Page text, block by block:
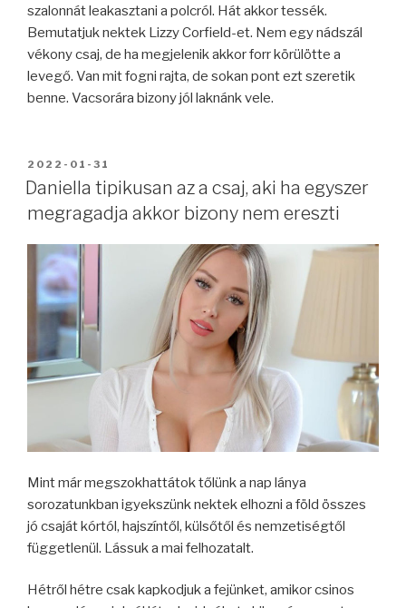
szalonnát leakasztani a polcról. Hát akkor tessék.
Bemutatjuk nektek Lizzy Corfield-et. Nem egy nádszál
vékony csaj, de ha megjelenik akkor forr körülötte a
levegő. Van mit fogni rajta, de sokan pont ezt szeretik
benne. Vacsorára bizony jól laknánk vele.
BEKÜLDVE:
2022-01-31
Daniella tipikusan az a csaj, aki ha egyszer
megragadja akkor bizony nem ereszti
Mint már megszokhattátok tőlünk a nap lánya
sorozatunkban igyekszünk nektek elhozni a föld összes
jó csaját kórtól, hajszíntől, külsőtől és nemzetiségtől
függetlenül. Lássuk a mai felhozatalt.
Hétről hétre csak kapkodjuk a fejünket, amikor csinos